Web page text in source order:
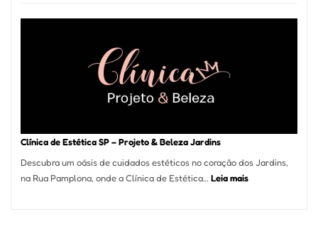
Clínica de Estética SP – Projeto & Beleza Jardins
Descubra um oásis de cuidados estéticos no coração dos Jardins,
na Rua Pamplona, onde a Clínica de Estética… Leia mais: